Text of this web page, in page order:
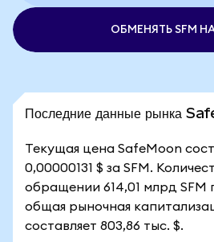
ОБМЕНЯТЬ SFM
Последние данные рынка
Текущая цена SafeMoon
0,00000131 $ за SFM.
обращении 614,01 млрд SFM
общая рыночная
составляет 803,86 тыс. $.